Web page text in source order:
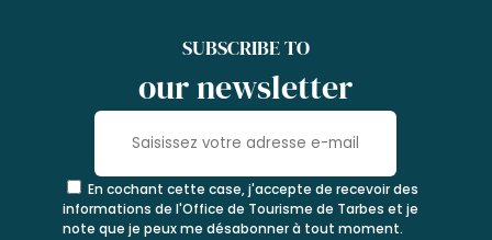
SUBSCRIBE TO
our newsletter
En cochant cette case, j'accepte de recevoir des
informations de l'Office de Tourisme de Tarbes et je
note que je peux me désabonner à tout moment.